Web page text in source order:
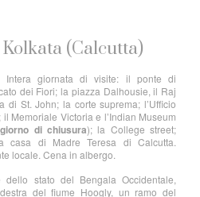
Kolkata (Calcutta)
Intera giornata di visite: il ponte di
dei Fiori; la piazza Dalhousie, il Raj
di St. John; la corte suprema; l’Ufficio
Memoriale Victoria e l’Indian Museum
di chiusura); la College street;
casa di Madre Teresa di Calcutta.
locale. Cena in albergo.
dello stato del Bengala Occidentale,
del fiume Hoogly, un ramo del